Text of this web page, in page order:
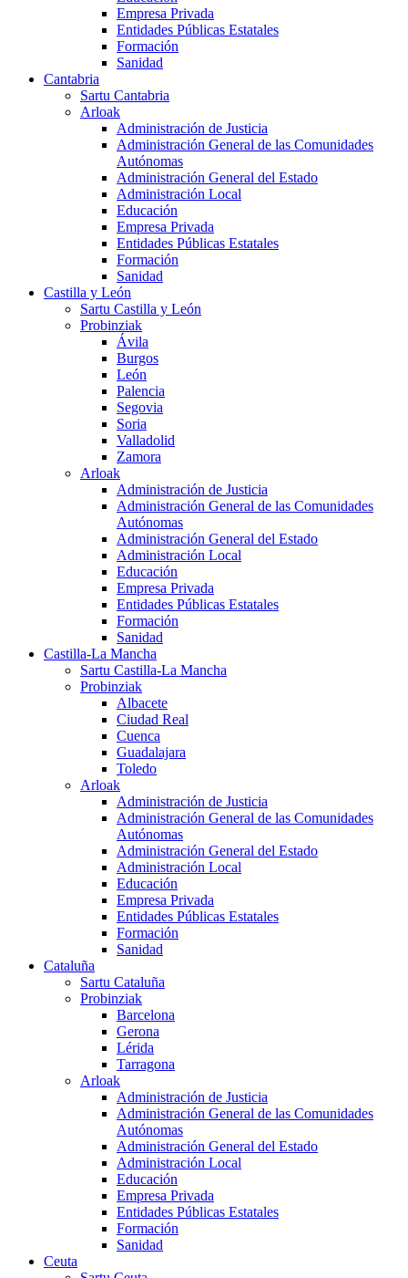
Empresa Privada
Entidades Públicas Estatales
Formación
Sanidad
Cantabria
Sartu Cantabria
Arloak
Administración de Justicia
Administración General de las Comunidades
Autónomas
Administración General del Estado
Administración Local
Educación
Empresa Privada
Entidades Públicas Estatales
Formación
Sanidad
Castilla y León
Sartu Castilla y León
Probinziak
Ávila
Burgos
León
Palencia
Segovia
Soria
Valladolid
Zamora
Arloak
Administración de Justicia
Administración General de las Comunidades
Autónomas
Administración General del Estado
Administración Local
Educación
Empresa Privada
Entidades Públicas Estatales
Formación
Sanidad
Castilla-La Mancha
Sartu Castilla-La Mancha
Probinziak
Albacete
Ciudad Real
Cuenca
Guadalajara
Toledo
Arloak
Administración de Justicia
Administración General de las Comunidades
Autónomas
Administración General del Estado
Administración Local
Educación
Empresa Privada
Entidades Públicas Estatales
Formación
Sanidad
Cataluña
Sartu Cataluña
Probinziak
Barcelona
Gerona
Lérida
Tarragona
Arloak
Administración de Justicia
Administración General de las Comunidades
Autónomas
Administración General del Estado
Administración Local
Educación
Empresa Privada
Entidades Públicas Estatales
Formación
Sanidad
Ceuta